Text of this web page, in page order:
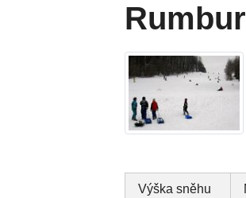
Výška sněhu